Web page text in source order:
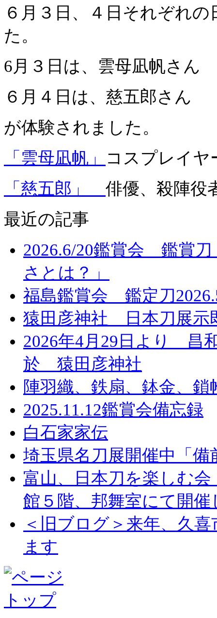
６月３日、４日それぞれ
た。
6月３日は、雲母凪帆さん
６月４日は、慈五郎さん
が体験されました。
「雲母凪帆」
コスプレイヤ
「慈五郎」 俳優、殺陣役
最近の記事
2026.6/20鑑賞会 鑑賞
さとは？」
福島鑑賞会 鑑定刀
猿田彦神社 日本刀展示
2026年4月29日より
於 猿田彦神社
陣羽織、鉄扇、鉢金、
2025.11.12鑑賞会備忘録
白石家家伝
埼玉県名刀展開催中「
富山、日本刀を楽しむ
館５階、邦舞室にて開催
＜旧ブログ＞来年、久
ます